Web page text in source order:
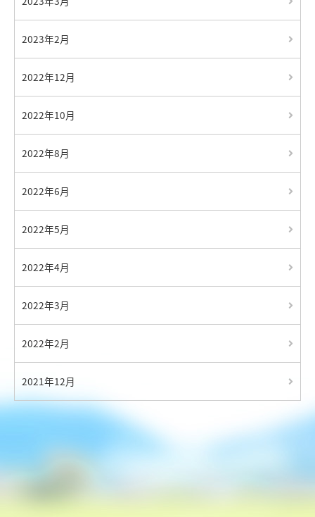
2023年2月
2022年12月
2022年10月
2022年8月
2022年6月
2022年5月
2022年4月
2022年3月
2022年2月
2021年12月